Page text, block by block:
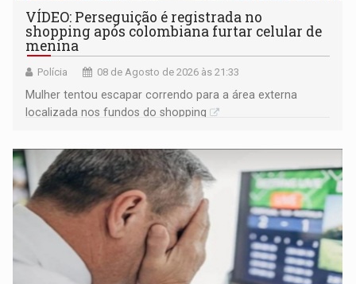
VÍDEO: Perseguição é registrada no
shopping após colombiana furtar celular de
menina
Polícia 08 de Agosto de 2026 às 21:33
Mulher tentou escapar correndo para a área externa
localizada nos fundos do shopping